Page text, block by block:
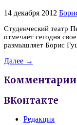
14 декабря 2012
Студенческий театр
отмечает сегодня
размышляет Борис
Далее →
Комментарии
ВКонтакте
Редакция